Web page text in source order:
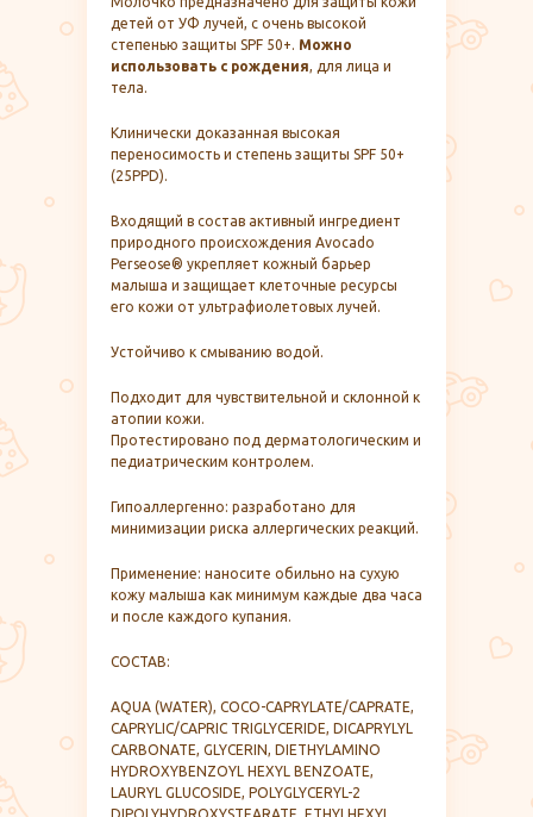
детей от УФ лучей, с очень высокой
степенью защиты SPF 50+. Можно
использовать с рождения, для лица и
тела.
Клинически доказанная высокая
переносимость и степень защиты SPF 50+
(25PPD).
Входящий в состав активный ингредиент
природного происхождения Avocado
Perseose® укрепляет кожный барьер
малыша и защищает клеточные ресурсы
его кожи от ультрафиолетовых лучей.
Устойчиво к смыванию водой.
Подходит для чувствительной и склонной к
атопии кожи.
Протестировано под дерматологическим и
педиатрическим контролем.
Гипоаллергенно: разработано для
минимизации риска аллергических реакций.
Применение: наносите обильно на сухую
кожу малыша как минимум каждые два часа
и после каждого купания.
СОСТАВ:
AQUA (WATER), COCO-CAPRYLATE/CAPRATE,
CAPRYLIC/CAPRIC TRIGLYCERIDE, DICAPRYLYL
CARBONATE, GLYCERIN, DIETHYLAMINO
HYDROXYBENZOYL HEXYL BENZOATE,
LAURYL GLUCOSIDE, POLYGLYCERYL-2
DIPOLYHYDROXYSTEARATE, ETHYLHEXYL